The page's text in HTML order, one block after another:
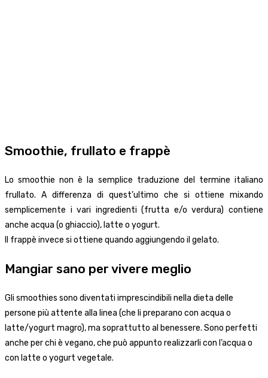
Smoothie, frullato e frappè
Lo smoothie non è la semplice traduzione del termine italiano
frullato. A differenza di quest’ultimo che si ottiene mixando
semplicemente i vari ingredienti (frutta e/o verdura) contiene
anche acqua (o ghiaccio), latte o yogurt.
Il frappè invece si ottiene quando aggiungendo il gelato.
Mangiar sano per vivere meglio
Gli smoothies sono diventati imprescindibili nella dieta delle
persone più attente alla linea (che li preparano con acqua o
latte/yogurt magro), ma soprattutto al benessere. Sono perfetti
anche per chi è vegano, che può appunto realizzarli con l’acqua o
con latte o yogurt vegetale.